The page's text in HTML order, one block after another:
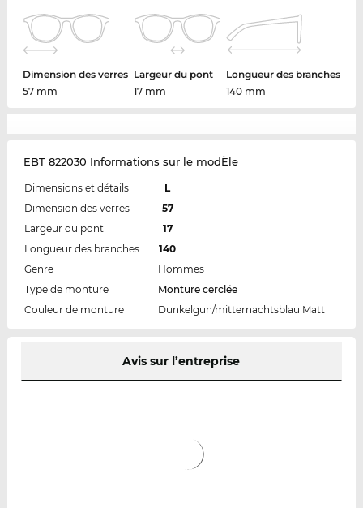
Dimension des verres
57 mm
Largeur du pont
17 mm
Longueur des branches
140 mm
EBT 822030 Informations sur le modÈle
Dimensions et détails
L
Dimension des verres
57
Largeur du pont
17
Longueur des branches
140
Genre
Hommes
Type de monture
Monture cerclée
Couleur de monture
Dunkelgun/mitternachtsblau Matt
Avis sur l’entreprise